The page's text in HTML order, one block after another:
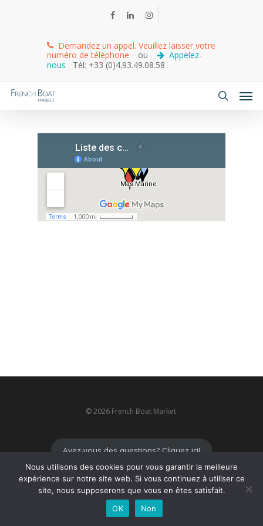
Demandez un appel. Veuillez laisser votre
numéro de téléphone. ou
Appelez-
nous
Tél: +33 (0)4.93.49.08.58
© 2026 French Boat Market.
Avez-vous des questions? Cliquez ici!
Nous utilisons des cookies pour vous garantir la meilleure
expérience sur notre site web. Si vous continuez à utiliser ce
site, nous supposerons que vous en êtes satisfait.
OK
Non